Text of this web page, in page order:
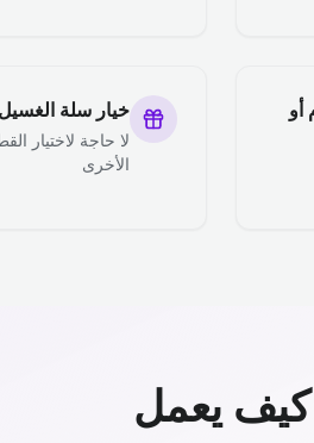
أو
خيار سلة الغسيل
لا حاجة لاختيار
الأخرى
كيف يعمل